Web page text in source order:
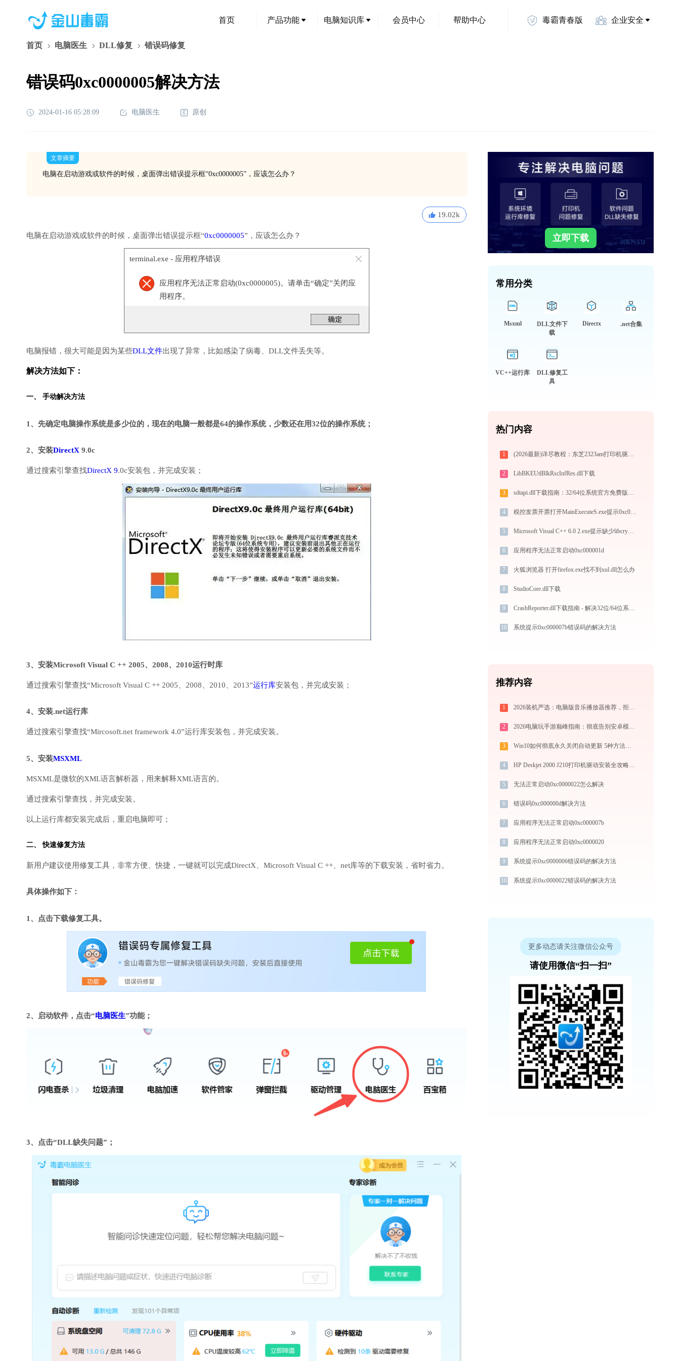
首页 产品功能 电脑知识库 会员中心 帮助中心 毒霸青春版 企业安全
首页 电脑医生 DLL修复 错误码修复
错误码0xc0000005解决方法
2024-01-16 05:28:09 电脑医生 原创
文章摘要
电脑在启动游戏或软件的时候，桌面弹出错误提示框“0xc0000005”，应该怎么办？
19.02k
电脑在启动游戏或软件的时候，桌面弹出错误提示框“0xc0000005”，应该怎么办？
terminal.exe - 应用程序错误
应用程序无法正常启动(0xc0000005)。请单击“确定”关闭应
用程序。
电脑报错，很大可能是因为某些DLL文件出现了异常，比如感染了病毒、DLL文件丢失等。
解决方法如下：
一、 手动解决方法
1、先确定电脑操作系统是多少位的，现在的电脑一般都是64的操作系统，少数还在用32位的操作系统；
2、安装DirectX 9.0c
通过搜索引擎查找DirectX 9.0c安装包，并完成安装；
3、安装Microsoft Visual C ++ 2005、2008、2010运行时库
通过搜索引擎查找“Microsoft Visual C ++ 2005、2008、2010、2013”运行库安装包，并完成安装；
4、安装.net运行库
通过搜索引擎查找“Mircosoft.net framework 4.0”运行库安装包，并完成安装。
5、安装MSXML
MSXML是微软的XML语言解析器，用来解释XML语言的。
通过搜索引擎查找，并完成安装。
以上运行库都安装完成后，重启电脑即可；
二、 快速修复方法
新用户建议使用修复工具，非常方便、快捷，一键就可以完成DirectX、Microsoft Visual C ++、net库等的下载安装，省时省力。
具体操作如下：
1、点击下载修复工具。
2、启动软件，点击“电脑医生”功能；
3、点击“DLL缺失问题”；
立即下载
常用分类
Msxml
DLL文件下
载
Directx .net合集
VC++运行库
DLL修复工
具
热门内容
1 (2026最新)详尽教程：东芝2323am打印机驱动的正确下载与安装方式
2 LibBKEUtlBlkRscInfRes.dll下载
3 sdtapi.dll下载指南：32/64位系统官方免费版，解决DLL缺失问题
4 税控发票开票打开MainExecuteS.exe提示0xc000000d错误码怎么办
5 Microsoft Visual C++ 6.0 2.exe提示缺少libcrypto-1_1.dll文件的解决办法
6 应用程序无法正常启动0xc000001d
7 火狐浏览器 打开firefox.exe找不到xul.dll怎么办
8 StudioCore.dll下载
9 CrashReporter.dll下载指南 - 解决32位/64位系统DLL缺失问题的完整方案
10 系统提示0xc000007b错误码的解决方法
推荐内容
1 2026装机严选：电脑版音乐播放器推荐，拒绝流氓捆绑，还原极致无损心流音质
2 2026电脑玩手游巅峰指南：彻底告别安卓模拟器卡顿与捆绑，体验官方原生多端互通
3 Win10如何彻底永久关闭自动更新 5种方法教你永久关闭win10自动更新
4 HP Deskjet 2000 J210打印机驱动安装全攻略：从下载到安装完全教程
5 无法正常启动0xc0000022怎么解决
6 错误码0xc000000d解决方法
7 应用程序无法正常启动0xc000007b
8 应用程序无法正常启动0xc0000020
9 系统提示0xc0000006错误码的解决方法
10 系统提示0xc0000022错误码的解决方法
更多动态请关注微信公众号
请使用微信“扫一扫”